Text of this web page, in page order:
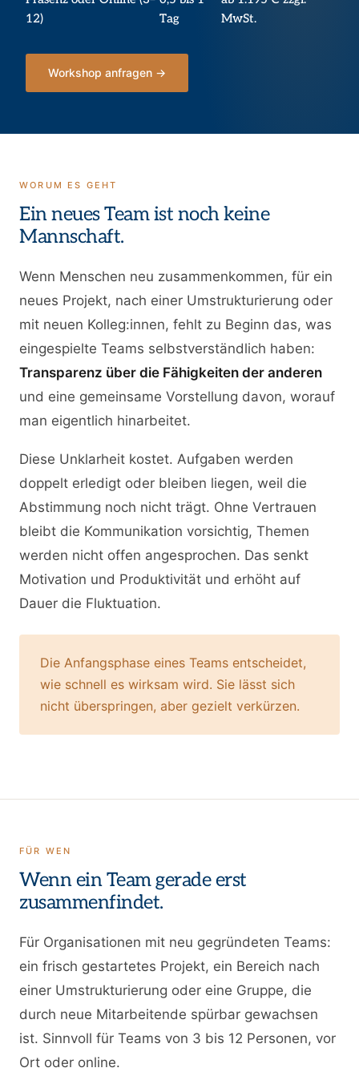
12)
Tag
MwSt.
Workshop anfragen →
WORUM ES GEHT
Ein neues Team ist noch keine
Mannschaft.
Wenn Menschen neu zusammenkommen, für ein
neues Projekt, nach einer Umstrukturierung oder
mit neuen Kolleg:innen, fehlt zu Beginn das, was
eingespielte Teams selbstverständlich haben:
Transparenz über die Fähigkeiten der anderen
und eine gemeinsame Vorstellung davon, worauf
man eigentlich hinarbeitet.
Diese Unklarheit kostet. Aufgaben werden
doppelt erledigt oder bleiben liegen, weil die
Abstimmung noch nicht trägt. Ohne Vertrauen
bleibt die Kommunikation vorsichtig, Themen
werden nicht offen angesprochen. Das senkt
Motivation und Produktivität und erhöht auf
Dauer die Fluktuation.
Die Anfangsphase eines Teams entscheidet,
wie schnell es wirksam wird. Sie lässt sich
nicht überspringen, aber gezielt verkürzen.
FÜR WEN
Wenn ein Team gerade erst
zusammenfindet.
Für Organisationen mit neu gegründeten Teams:
ein frisch gestartetes Projekt, ein Bereich nach
einer Umstrukturierung oder eine Gruppe, die
durch neue Mitarbeitende spürbar gewachsen
ist. Sinnvoll für Teams von 3 bis 12 Personen, vor
Ort oder online.